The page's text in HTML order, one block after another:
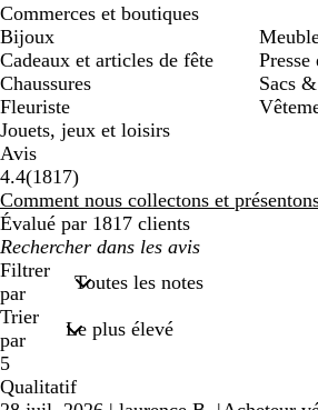
Commerces et boutiques
Bijoux
Cadeaux et articles de fête
Chaussures
Fleuriste
Jouets, jeux et loisirs
Sacs
Avis
4.4(18171817
avis
)
Comment nous collectons et
Évalué par 1817 clients
Mes
recherches
saisies
Filtrer
par
Trier
par
5
Qualitatif